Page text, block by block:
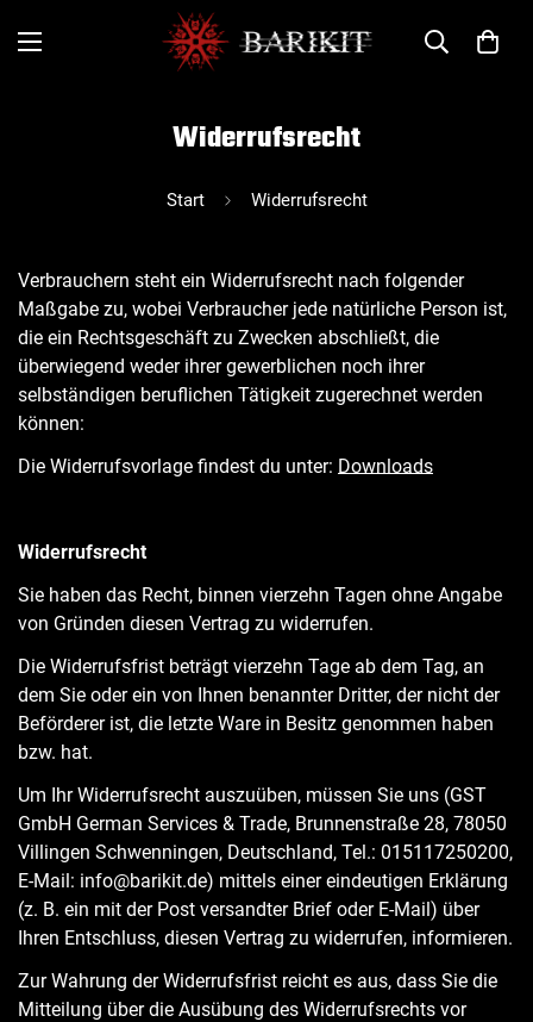
Widerrufsrecht
Start Widerrufsrecht
Verbrauchern steht ein Widerrufsrecht nach folgender
Maßgabe zu, wobei Verbraucher jede natürliche Person ist,
die ein Rechtsgeschäft zu Zwecken abschließt, die
überwiegend weder ihrer gewerblichen noch ihrer
selbständigen beruflichen Tätigkeit zugerechnet werden
können:
Die Widerrufsvorlage findest du unter: Downloads
Widerrufsrecht
Sie haben das Recht, binnen vierzehn Tagen ohne Angabe
von Gründen diesen Vertrag zu widerrufen.
Die Widerrufsfrist beträgt vierzehn Tage ab dem Tag, an
dem Sie oder ein von Ihnen benannter Dritter, der nicht der
Beförderer ist, die letzte Ware in Besitz genommen haben
bzw. hat.
Um Ihr Widerrufsrecht auszuüben, müssen Sie uns (GST
GmbH German Services & Trade, Brunnenstraße 28, 78050
Villingen Schwenningen, Deutschland, Tel.: 015117250200,
E-Mail: info@barikit.de) mittels einer eindeutigen Erklärung
(z. B. ein mit der Post versandter Brief oder E-Mail) über
Ihren Entschluss, diesen Vertrag zu widerrufen, informieren.
Zur Wahrung der Widerrufsfrist reicht es aus, dass Sie die
Mitteilung über die Ausübung des Widerrufsrechts vor